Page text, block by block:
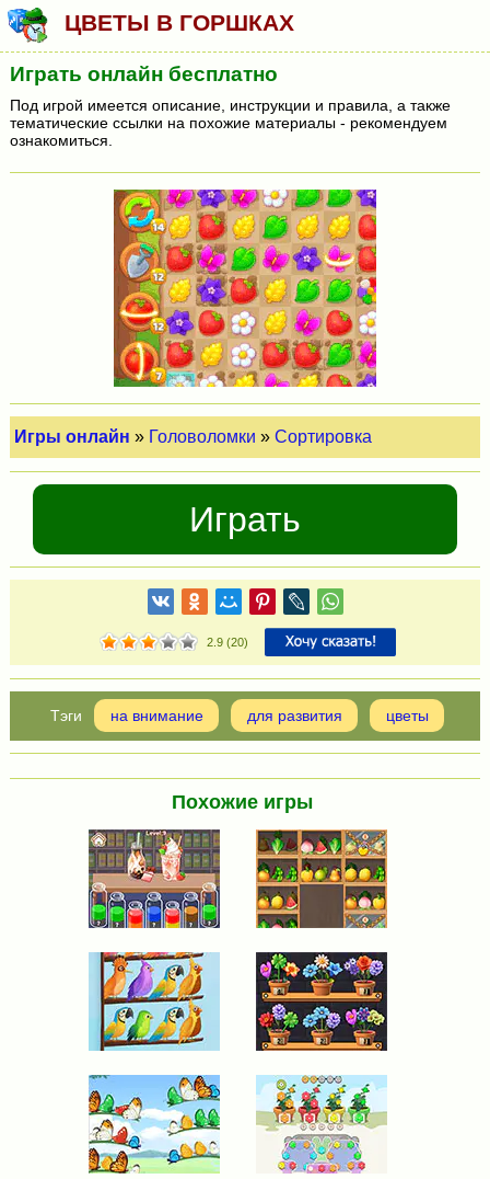
ЦВЕТЫ В ГОРШКАХ
Играть онлайн бесплатно
Под игрой имеется описание, инструкции и правила, а также
тематические ссылки на похожие материалы - рекомендуем
ознакомиться.
Игры онлайн » Головоломки »Сортировка
Играть
2.9(20)
на внимание для развития цветы
Похожие игры